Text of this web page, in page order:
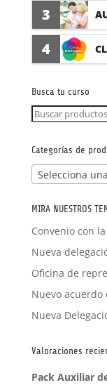
3
4
Busca tu curso
Buscar
Categorías de
Selecciona
MIRA NUESTROS
Convenio con
Nueva
Oficina de
Nuevo acuerdo
Nueva
Valoraciones
Pack Auxiliar